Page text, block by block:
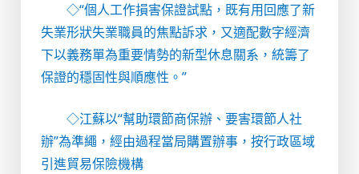
◇“個人工作損害保證試點，既有用回應了新
失業形狀失業職員的焦點訴求，又適配數字經濟
下以義務單為重要情勢的新型休息關系，統籌了
保證的穩固性與順應性。”
◇江蘇以“幫助環節商保辦、要害環節人社
辦”為準繩，經由過程當局購置辦事，按行政區域
引進貿易保險機構